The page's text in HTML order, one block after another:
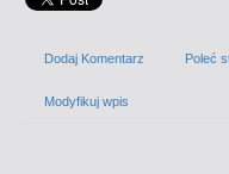
Dodaj Komentarz Poleć
Modyfikuj wpis